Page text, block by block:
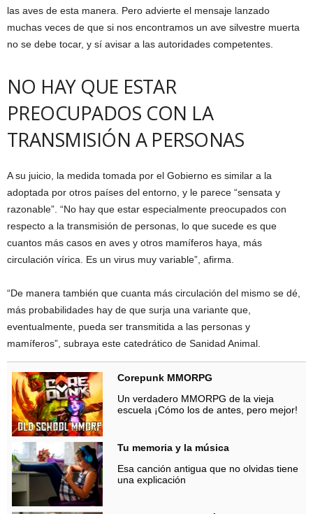
las aves de esta manera. Pero advierte el mensaje lanzado
muchas veces de que si nos encontramos un ave silvestre muerta
no se debe tocar, y sí avisar a las autoridades competentes.
NO HAY QUE ESTAR
PREOCUPADOS CON LA
TRANSMISIÓN A PERSONAS
A su juicio, la medida tomada por el Gobierno es similar a la
adoptada por otros países del entorno, y le parece “sensata y
razonable”. “No hay que estar especialmente preocupados con
respecto a la transmisión de personas, lo que sucede es que
cuantos más casos en aves y otros mamíferos haya, más
circulación vírica. Es un virus muy variable”, afirma.
“De manera también que cuanta más circulación del mismo se dé,
más probabilidades hay de que surja una variante que,
eventualmente, pueda ser transmitida a las personas y
mamíferos”, subraya este catedrático de Sanidad Animal.
Corepunk MMORPG
Un verdadero MMORPG de la vieja
escuela ¡Cómo los de antes, pero mejor!
Tu memoria y la música
Esa canción antigua que no olvidas tiene
una explicación